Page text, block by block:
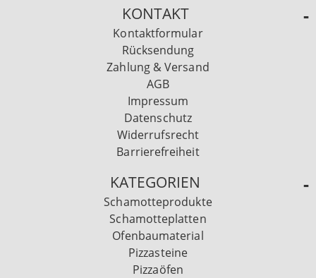
KONTAKT
Kontaktformular
Rücksendung
Zahlung & Versand
AGB
Impressum
Datenschutz
Widerrufsrecht
Barrierefreiheit
KATEGORIEN
Schamotteprodukte
Schamotteplatten
Ofenbaumaterial
Pizzasteine
Pizzaöfen